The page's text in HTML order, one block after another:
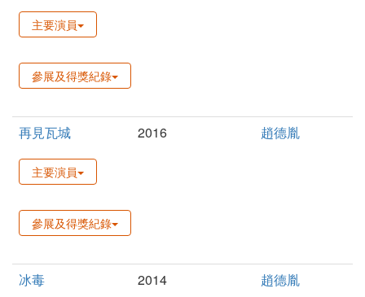
主要演員
參展及得獎紀錄
再見瓦城 2016 趙德胤
主要演員
參展及得獎紀錄
冰毒 2014 趙德胤